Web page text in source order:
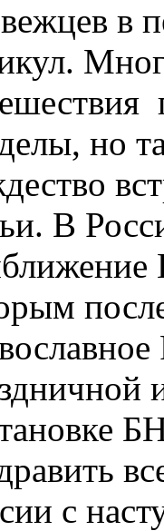
в
но
В
с